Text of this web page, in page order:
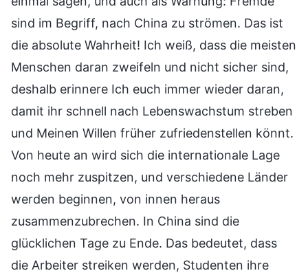
sind im Begriff, nach China zu strömen. Das ist
die absolute Wahrheit! Ich weiß, dass die meisten
Menschen daran zweifeln und nicht sicher sind,
deshalb erinnere Ich euch immer wieder daran,
damit ihr schnell nach Lebenswachstum streben
und Meinen Willen früher zufriedenstellen könnt.
Von heute an wird sich die internationale Lage
noch mehr zuspitzen, und verschiedene Länder
werden beginnen, von innen heraus
zusammenzubrechen. In China sind die
glücklichen Tage zu Ende. Das bedeutet, dass
die Arbeiter streiken werden, Studenten ihre